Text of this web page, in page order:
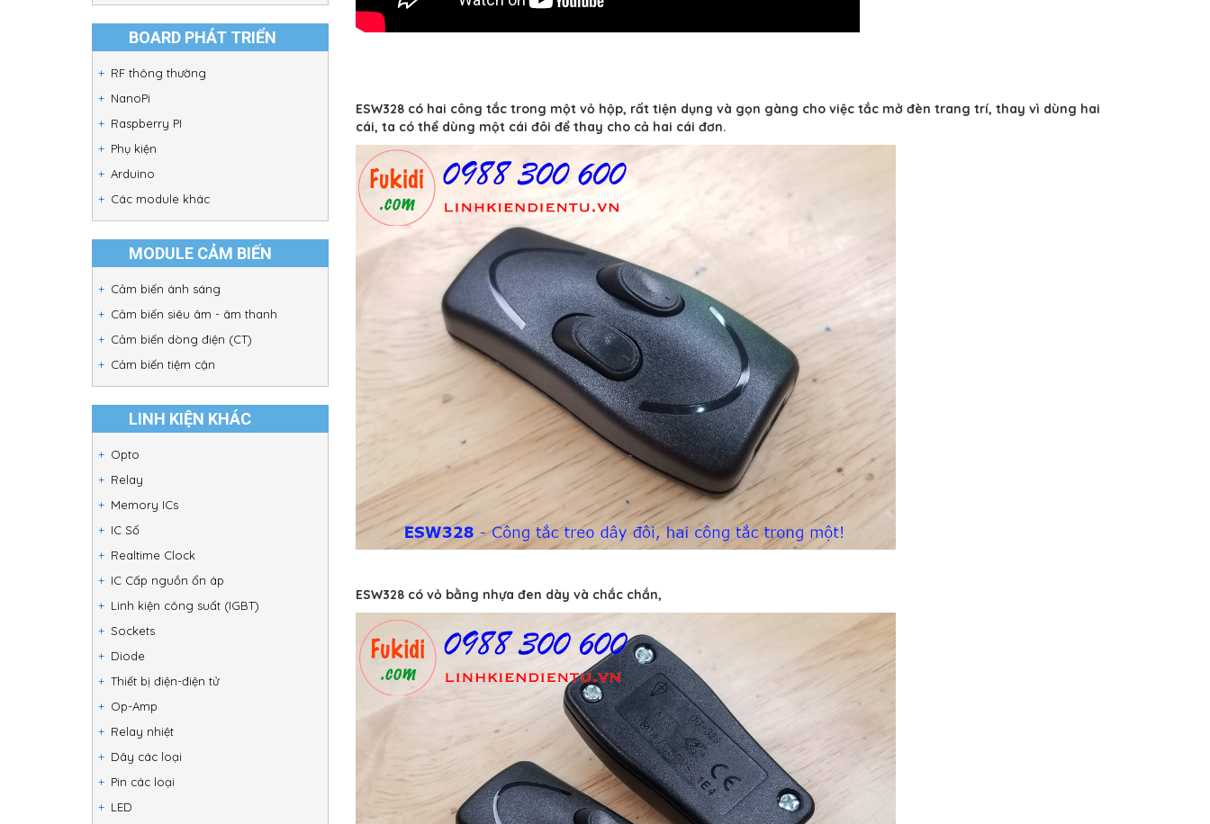
BOARD PHÁT TRIỂN
RF thông thường
NanoPi
Raspberry PI
Phụ kiện
Arduino
Các module khác
MODULE CẢM BIẾN
Cảm biến ánh sáng
Cảm biến siêu âm - âm thanh
Cảm biến dòng điện (CT)
Cảm biến tiệm cận
LINH KIỆN KHÁC
Opto
Relay
Memory ICs
IC Số
Realtime Clock
IC Cấp nguồn ổn áp
Linh kiện công suất (IGBT)
Sockets
Diode
Thiết bị điện-điện tử
Op-Amp
Relay nhiệt
Dây các loại
Pin các loại
LED
ESW328 có hai công tắc trong một vỏ hộp, rất tiện dụng và gọn gàng cho việc tắc mở đèn trang trí, thay vì dùng hai
cái, ta có thể dùng một cái đôi để thay cho cả hai cái đơn.
ESW328 có vỏ bằng nhựa đen dày và chắc chắn,